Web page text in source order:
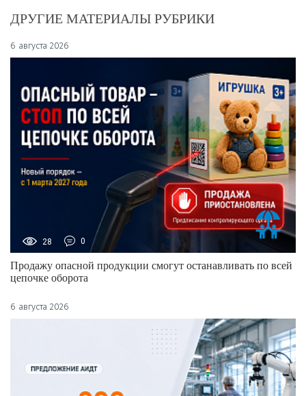
ДРУГИЕ МАТЕРИАЛЫ РУБРИКИ
6 августа 2026
28 0
Продажу опасной продукции смогут останавливать по всей
цепочке оборота
6 августа 2026